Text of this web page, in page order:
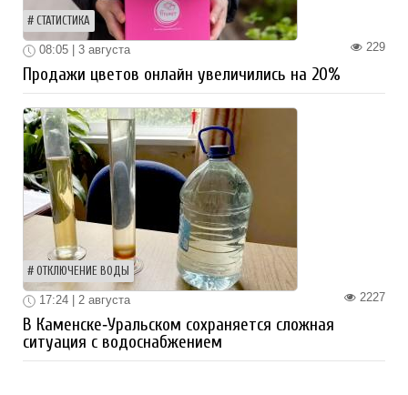
СТАТИСТИКА
229
08:05 | 3 августа
Продажи цветов онлайн увеличились на 20%
ОТКЛЮЧЕНИЕ ВОДЫ
2227
17:24 | 2 августа
В Каменске‑Уральском сохраняется сложная
ситуация с водоснабжением